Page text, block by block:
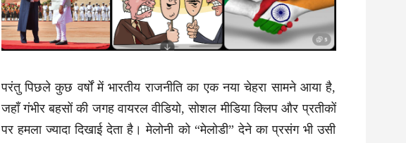
परंतु पिछले कुछ वर्षों में भारतीय राजनीति का एक नया चेहरा सामने आया है,
जहाँ गंभीर बहसों की जगह वायरल वीडियो, सोशल मीडिया क्लिप और प्रतीकों
पर हमला ज्यादा दिखाई देता है। मेलोनी को “मेलोडी” देने का प्रसंग भी उसी